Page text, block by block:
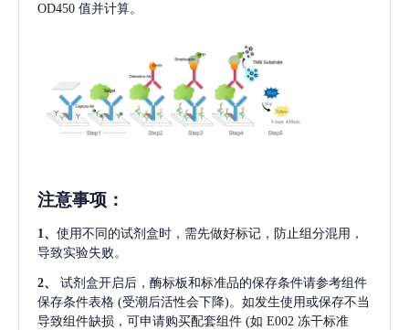
OD450 值并计算。
注意事项 ：
1、 使用不同的试剂盒时，需先做好标记，防止组分混用，
导致实验失败。
2、
试剂盒开启后，酶标板和标准品的保存条件请参考组件
保存条件表格 (受潮后活性会下降)。如发生使用或保存不当
导致组件缺损，可申请购买配套组件 (如 E002 冻干标准